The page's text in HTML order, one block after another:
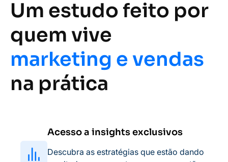
Um estudo feito por
quem vive
marketing e vendas
na prática
Acesso a insights exclusivos
Descubra as estratégias que estão dando